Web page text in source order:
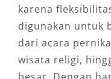
karena
digunakan untuk
dari acara
wisata religi,